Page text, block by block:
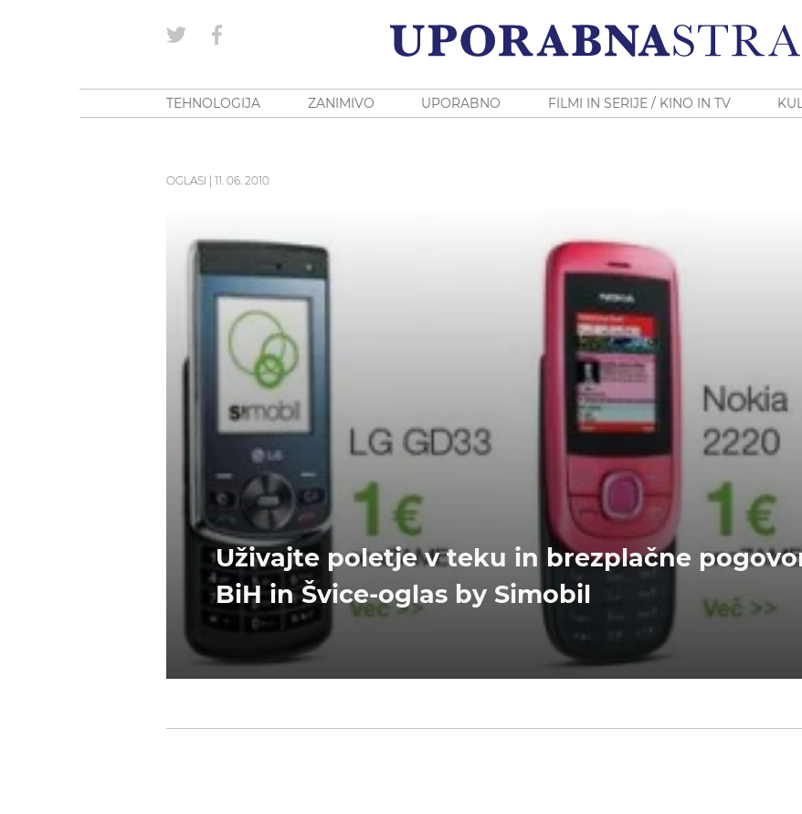
TEHNOLOGIJA ZANIMIVO UPORABNO FILMI IN SERIJE / KINO IN TV
OGLASI 11. 06. 2010
Uživajte poletje v teku in brezplačne
BiH in Švice-oglas by Simobil